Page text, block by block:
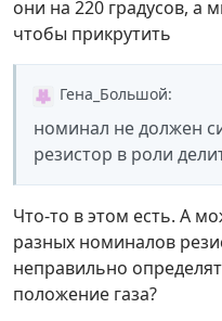
они на 220 градусов, а
чтобы прикрутить
Гена_Большой:
номинал не должен
резистор в роли
Что-то в этом есть. А
разных номиналов
неправильно
положение газа?